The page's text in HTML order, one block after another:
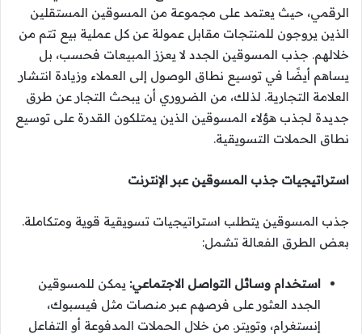
الرقمي، حيث يعتمد على مجموعة من المسوقين المستقلين
الذين يروجون للمنتجات مقابل عمولة عن كل عملية بيع تتم من
خلالهم. جذب المسوقين الجدد لا يعزز المبيعات فحسب، بل
يساهم أيضًا في توسيع نطاق الوصول إلى العملاء وزيادة انتشار
العلامة التجارية. لذلك، من الضروري أن يبحث التجار عن طرق
جديدة لجذب هؤلاء المسوقين الذين يمتلكون القدرة على توسيع
نطاق الحملات التسويقية.
استراتيجيات جذب المسوقين عبر الإنترنت
جذب المسوقين يتطلب استراتيجيات تسويقية قوية ومتكاملة.
بعض الطرق الفعالة تشمل:
استخدام وسائل التواصل الاجتماعي: يمكن للمسوقين
الجدد العثور على فرصهم عبر منصات مثل فيسبوك،
إنستغرام، وتويتر. من خلال الحملات المدفوعة أو التفاعل